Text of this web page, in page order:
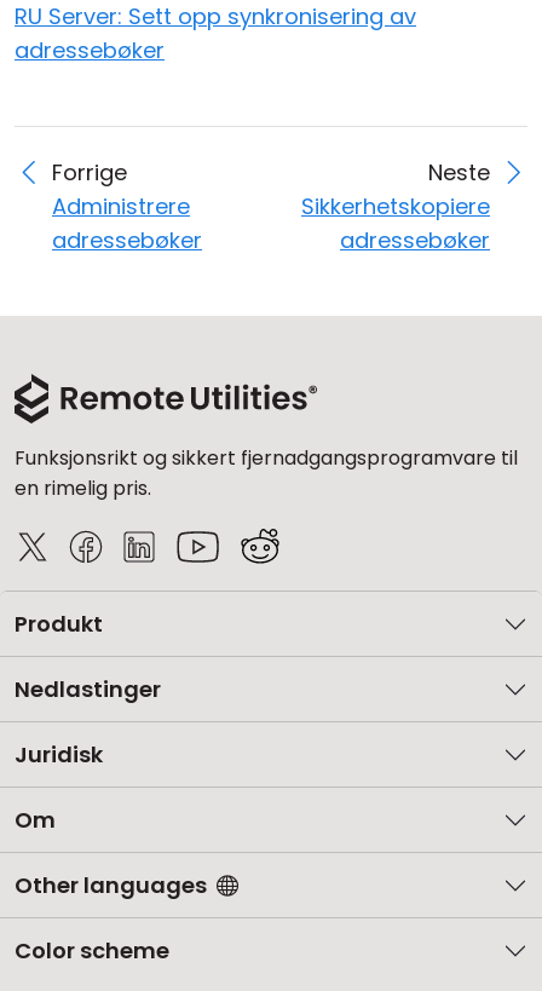
RU Server: Sett opp synkronisering av
adressebøker
Forrige
Administrere
adressebøker
Neste
Sikkerhetskopiere
adressebøker
Funksjonsrikt og sikkert fjernadgangsprogramvare til
en rimelig pris.
Produkt
Nedlastinger
Juridisk
Om
Other languages
Color scheme